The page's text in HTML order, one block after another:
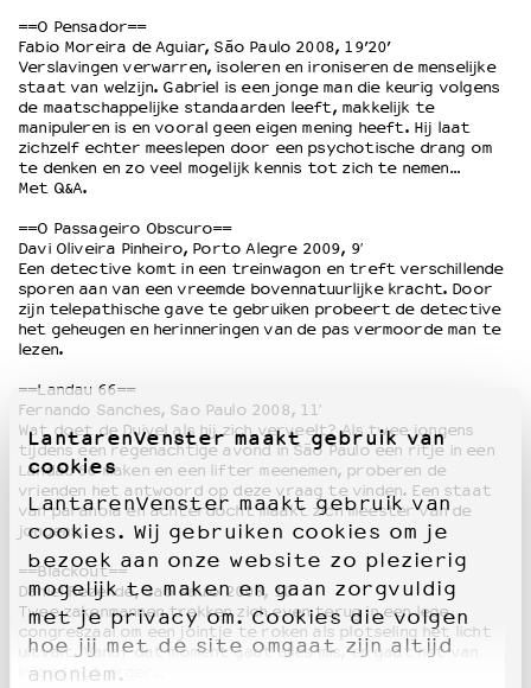
LantarenVenster maakt gebruik van
cookies
LantarenVenster maakt gebruik van
cookies. Wij gebruiken cookies om je
bezoek aan onze website zo plezierig
mogelijk te maken en gaan zorgvuldig
met je privacy om. Cookies die volgen
hoe jij met de site omgaat zijn altijd
anoniem.
==O Pensador==
Fabio Moreira de Aguiar, São Paulo 2008, 19’20’
Verslavingen verwarren, isoleren en ironiseren de menselijke
staat van welzijn. Gabriel is een jonge man die keurig volgens
de maatschappelijke standaarden leeft, makkelijk te
manipuleren is en vooral geen eigen mening heeft. Hij laat
zichzelf echter meeslepen door een psychotische drang om
te denken en zo veel mogelijk kennis tot zich te nemen…
Met Q&A.
==O Passageiro Obscuro==
Davi Oliveira Pinheiro, Porto Alegre 2009, 9′
Een detective komt in een treinwagon en treft verschillende
sporen aan van een vreemde bovennatuurlijke kracht. Door
zijn telepathische gave te gebruiken probeert de detective
het geheugen en herinneringen van de pas vermoorde man te
lezen.
==Landau 66==
Fernando Sanches, Sao Paulo 2008, 11′
Wat doet de Duivel als hij zich verveelt? Als twee jongens
tijdens een regenachtige avond in São Paulo een ritje in een
Landau 66 maken en een lifter meenemen, proberen de
vrienden het antwoord op deze vraag te vinden. Een staat
van paranoia en achterdocht maakt zich meester van de
jongens.
==Blackout==
Daniel Rezende, Sao Paulo 2008, 10′
Twee zakenmannen trekken zich even terug in een lege
congreszaal om een jointje te roken als plotseling het licht
uitvalt. Vanaf dat moment gaat alles mis, en gaat het van
kwaad tot erger…